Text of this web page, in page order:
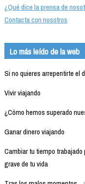
¿Qué dice la prensa de
Contacta con nosotros
Lo más leído de la web
Si no quieres arrepentirte el
Vivir viajando
¿Cómo hemos superado
Ganar dinero viajando
Cambiar tu tiempo trabajado
grave de tu vida